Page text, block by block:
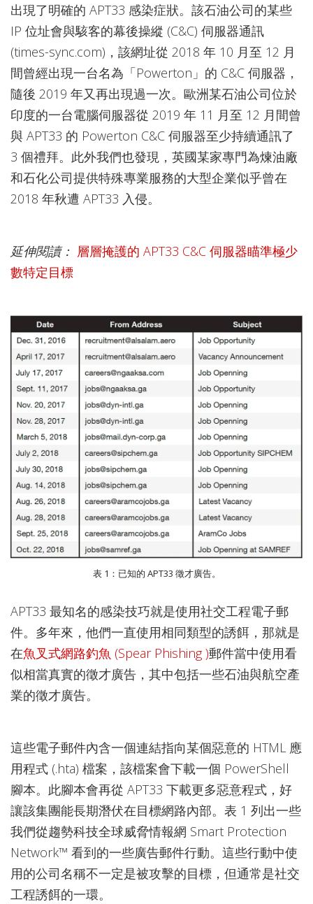
出現了明確的 APT33 感染症狀。該石油公司的某些
IP 位址會與駭客的幕後操縱 (C&C) 伺服器通訊
(times-sync.com)，該網址從 2018 年 10 月至 12 月
間曾經出現一台名為「Powerton」的 C&C 伺服器，
隨後 2019 年又再出現過一次。歐洲某石油公司位於
印度的一台電腦伺服器從 2019 年 11 月至 12 月間曾
與 APT33 的 Powerton C&C 伺服器至少持續通訊了
3 個禮拜。此外我們也發現，英國某家專門為煉油廠
和石化公司提供特殊專業服務的大型企業似乎曾在
2018 年秋遭 APT33 入侵。
延伸閱讀： 層層掩護的 APT33 C&C 伺服器瞄準極少
數特定目標
表 1：已知的 APT33 徵才廣告。
APT33 最知名的感染技巧就是使用社交工程電子郵
件。多年來，他們一直使用相同類型的誘餌，那就是
在魚叉式網路釣魚 (Spear Phishing )郵件當中使用看
似相當真實的徵才廣告，其中包括一些石油與航空產
業的徵才廣告。
這些電子郵件內含一個連結指向某個惡意的 HTML 應
用程式 (.hta) 檔案，該檔案會下載一個 PowerShell
腳本。此腳本會再從 APT33 下載更多惡意程式，好
讓該集團能長期潛伏在目標網路內部。表 1 列出一些
我們從趨勢科技全球威脅情報網 Smart Protection
Network™ 看到的一些廣告郵件行動。這些行動中使
用的公司名稱不一定是被攻擊的目標，但通常是社交
工程誘餌的一環。